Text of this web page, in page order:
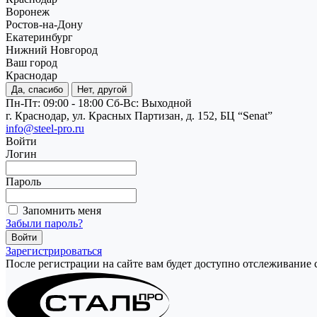
Воронеж
Ростов-на-Дону
Екатеринбург
Нижний Новгород
Ваш город
Краснодар
Да, спасибо Нет, другой
Пн-Пт: 09:00 - 18:00 Cб-Вс: Выходной
г. Краснодар, ул. Красных Партизан, д. 152, БЦ “Senat”
info@steel-pro.ru
Войти
Логин
Пароль
Запомнить меня
Забыли пароль?
Зарегистрироваться
После регистрации на сайте вам будет доступно